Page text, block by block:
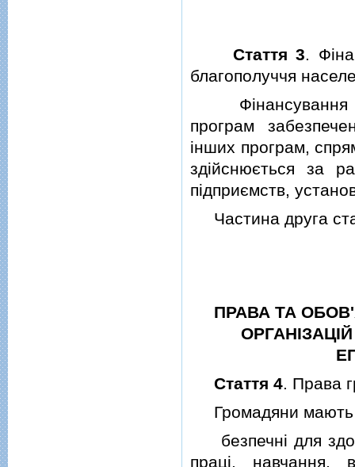
Стаття 3.
благополуччя
Фiнансування
програм
iнших програм,
здiйснюється за
пiдприємств,
Частина друга
ПРАВА ТА
Стаття 4. Права
Громадяни мають
безпечнi для
працi, навчання,